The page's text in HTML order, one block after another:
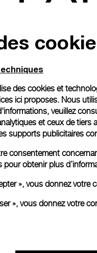
des cookies et
ici proposes. Nous
veuillez
et ceux de tiers
supports publicitaires
consentement
pour obtenir plus
», vous donnez
», vous donnez votre